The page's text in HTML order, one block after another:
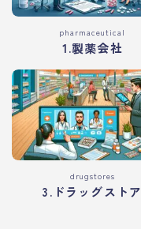
pharmaceutical
1.製薬会社
drugstores
3.ドラッグストア